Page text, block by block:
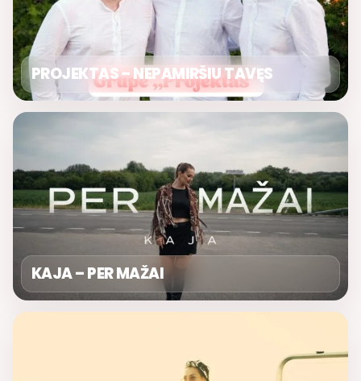
PROJEKTAS – NEPAMIRŠIU TAVĘS
KAJA – PER MAŽAI